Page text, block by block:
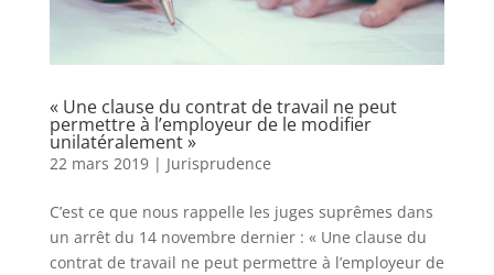
« Une clause du contrat de travail ne peut
permettre à l’employeur de le modifier
unilatéralement »
22 mars 2019| Jurisprudence
C’est ce que nous rappelle les juges suprêmes dans
un arrêt du 14 novembre dernier : « Une clause du
contrat de travail ne peut permettre à l’employeur de